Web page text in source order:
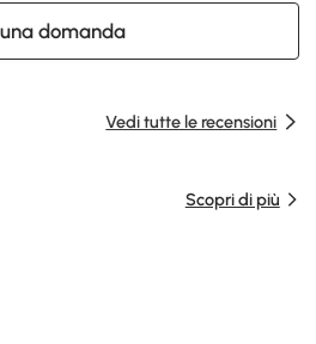
domanda
Vedi tutte le recensioni
Scopri di più